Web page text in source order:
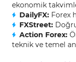
ekonomik
DailyFX: Forex
FXStreet:
Action Forex:
teknik ve temel